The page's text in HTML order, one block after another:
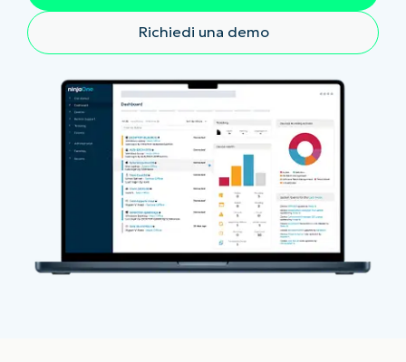
Richiedi una demo